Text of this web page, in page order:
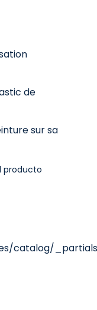
de
sur sa
producto
catalog/